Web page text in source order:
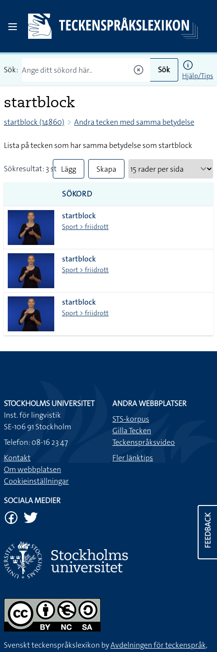
Sök: Sök
Hjälp/Tips
startblock
startblock (14860) Andra tecken med samma betydelse
Lista på tecken som har samma betydelse som startblock
Sökresultat: 3 st Lägg
till
alla i
lista
Skapa
SÖKORD
startblock
Sport > friidrott
startblock
Sport > friidrott
startblock
Sport > friidrott
FEEDBACK
STOCKHOLMS UNIVERSITET
Inst. för lingvistik
SE-106 91 Stockholm
Telefon: 08-16 23 47
Kontakt
Om webbplatsen
Cookieinställningar
ANDRA WEBBPLATSER
STS-korpus
Gilla Tecken
Teckenspråksvideo
Fler länktips
SOCIALA MEDIER
Svenskt teckenspråkslexikon byAvdelningen för teckenspråk,